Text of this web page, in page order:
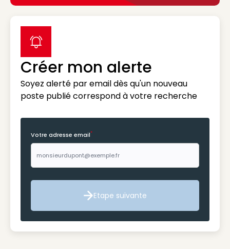
Créer mon alerte
Soyez alerté par email dès qu'un nouveau
poste publié correspond à votre recherche
label icon
Votre adresse email*
Etape suivante
Etape suivante